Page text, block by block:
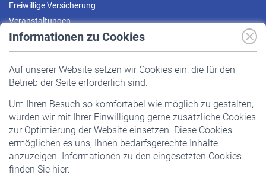
Informationen zu Cookies
Auf unserer Website setzen wir Cookies ein, die für den
Betrieb der Seite erforderlich sind.
Um Ihren Besuch so komfortabel wie möglich zu gestalten,
würden wir mit Ihrer Einwilligung gerne zusätzliche Cookies
zur Optimierung der Website einsetzen. Diese Cookies
ermöglichen es uns, Ihnen bedarfsgerechte Inhalte
anzuzeigen. Informationen zu den eingesetzten Cookies
finden Sie hier:
Freiwillige Versicherung
Veranstaltungen
Pflichtversicherung
Staatliche Förderung
Veranstaltungen
Rentner
Rentenbeginn